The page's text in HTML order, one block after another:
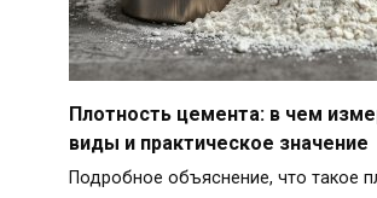
Плотность цемента: в чем
виды и практическое значение
Подробное объяснение, что такое